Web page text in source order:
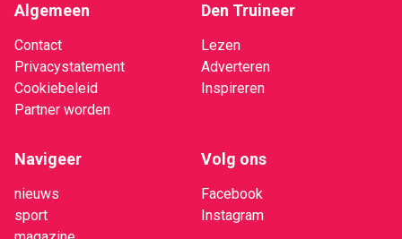
Algemeen
Contact
Privacystatement
Cookiebeleid
Partner worden
Den Truineer
Lezen
Adverteren
Inspireren
Navigeer
nieuws
sport
Volg ons
Facebook
Instagram